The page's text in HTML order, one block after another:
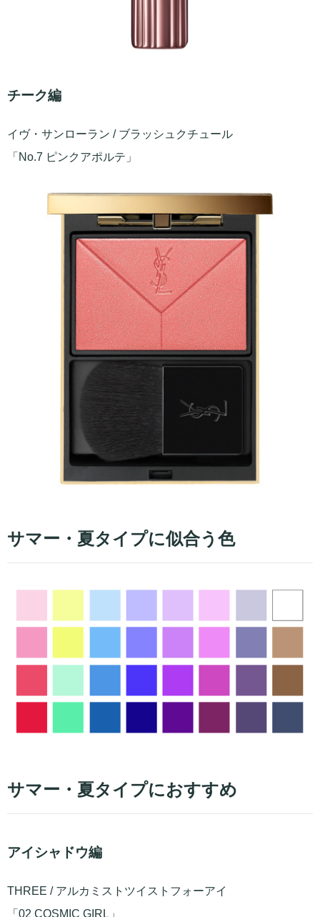
チーク編
イヴ・サンローラン / ブラッシュクチュール
「No.7 ピンクアポルテ」
サマー・夏タイプに似合う色
サマー・夏タイプにおすすめ
アイシャドウ編
THREE / アルカミストツイストフォーアイ
「02 COSMIC GIRL」